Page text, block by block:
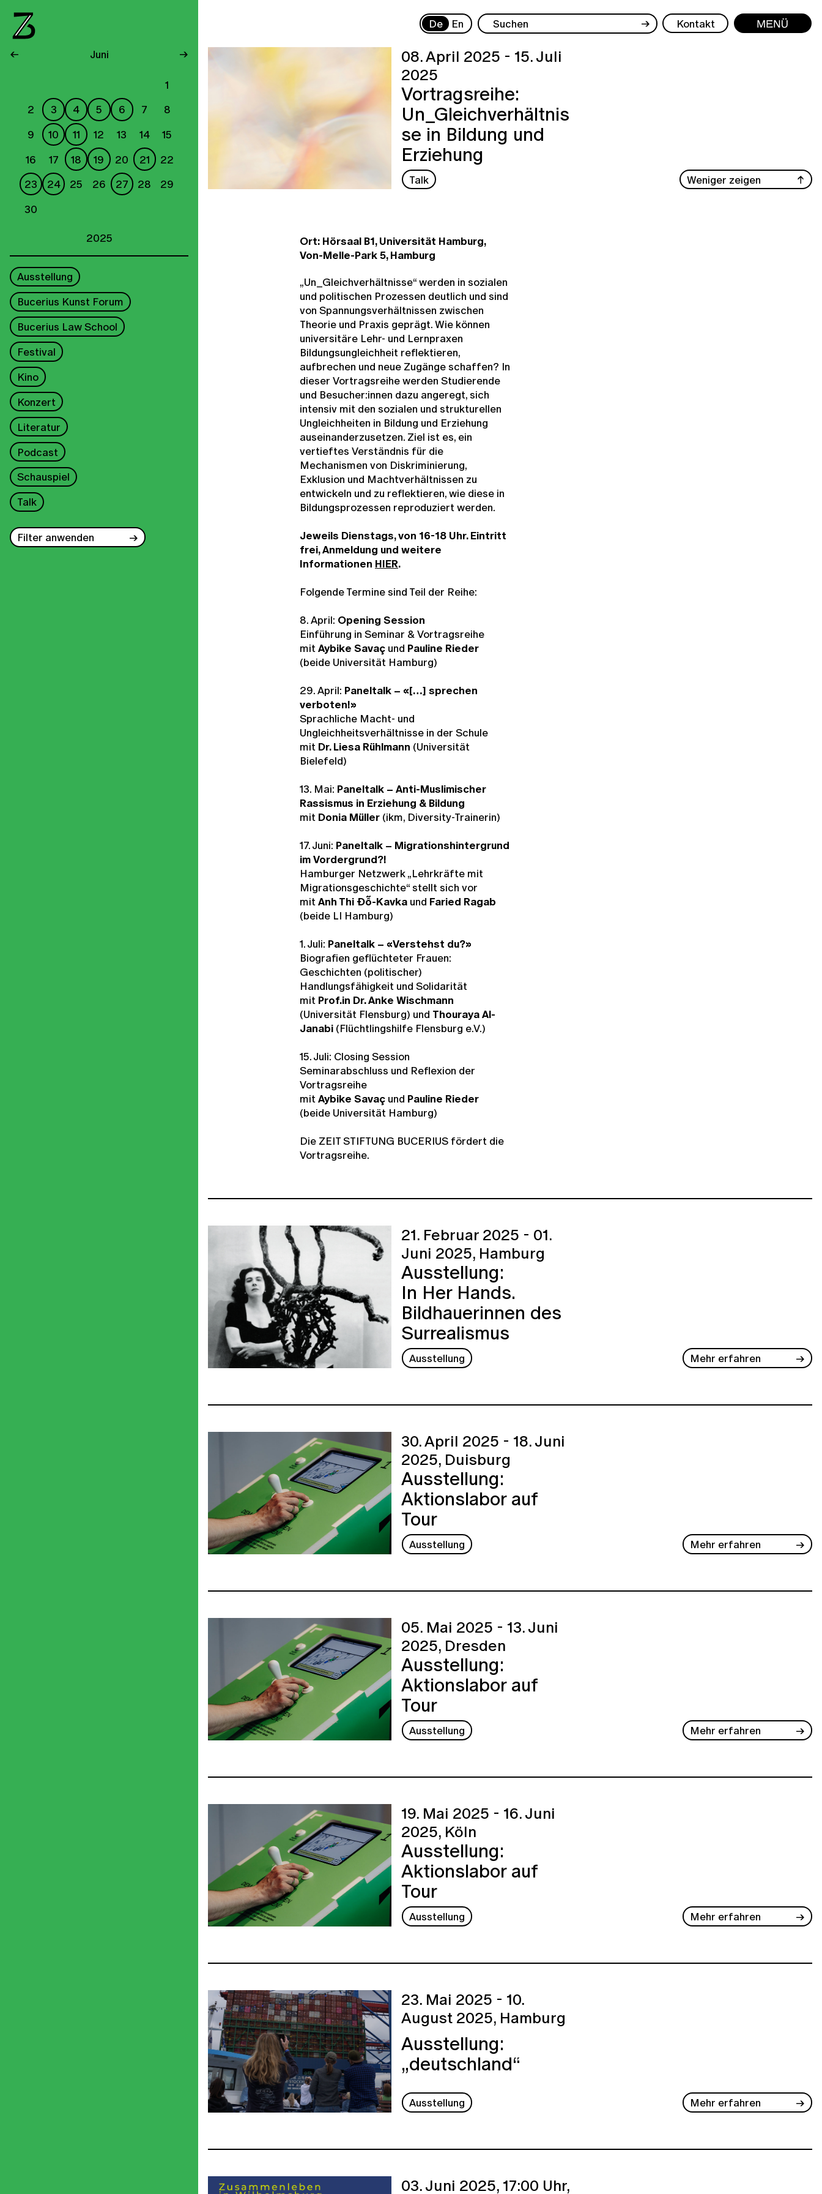
De En → Kontakt Menü
← Juni →
1
2
3 4 5 6 7
8
9
10 11 12 13 14
15
16
17 18 19 20 21
22
23
24 25 26 27 28
29
30
2025
Ausstellung
Bucerius Kunst Forum
Bucerius Law School
Festival
Kino
Konzert
Literatur
Podcast
Schauspiel
Talk
Filter anwenden
08. April 2025 - 15. Juli
2025
Vortragsreihe:
Un_Gleichverhältnis
se in Bildung und
Erziehung
Talk Weniger zeigen
Ort: Hörsaal B1, Universität Hamburg,
Von-Melle-Park 5, Hamburg
„Un_Gleichverhältnisse“ werden in sozialen
und politischen Prozessen deutlich und sind
von Spannungsverhältnissen zwischen
Theorie und Praxis geprägt. Wie können
universitäre Lehr- und Lernpraxen
Bildungsungleichheit reflektieren,
aufbrechen und neue Zugänge schaffen? In
dieser Vortragsreihe werden Studierende
und Besucher:innen dazu angeregt, sich
intensiv mit den sozialen und strukturellen
Ungleichheiten in Bildung und Erziehung
auseinanderzusetzen. Ziel ist es, ein
vertieftes Verständnis für die
Mechanismen von Diskriminierung,
Exklusion und Machtverhältnissen zu
entwickeln und zu reflektieren, wie diese in
Bildungsprozessen reproduziert werden.
Jeweils Dienstags, von 16-18 Uhr. Eintritt
frei, Anmeldung und weitere
Informationen HIER.
Folgende Termine sind Teil der Reihe:
8. April: Opening Session
Einführung in Seminar & Vortragsreihe
mitAybike Savaç und Pauline Rieder
(beide Universität Hamburg)
29. April: Paneltalk – «[…] sprechen
verboten!»
Sprachliche Macht- und
Ungleichheitsverhältnisse in der Schule
mit Dr. Liesa Rühlmann (Universität
Bielefeld)
13. Mai: Paneltalk – Anti-Muslimischer
Rassismus in Erziehung & Bildung
mit Donia Müller (ikm, Diversity-Trainerin)
17. Juni: Paneltalk – Migrationshintergrund
im Vordergrund?!
Hamburger Netzwerk „Lehrkräfte mit
Migrationsgeschichte“ stellt sich vor
mitAnh Thi Đỗ-Kavka und Faried Ragab
(beide LI Hamburg)
1. Juli: Paneltalk – «Verstehst du?»
Biografien geflüchteter Frauen:
Geschichten (politischer)
Handlungsfähigkeit und Solidarität
mit Prof.in Dr. Anke Wischmann
(Universität Flensburg) und Thouraya Al-
Janabi (Flüchtlingshilfe Flensburg e.V.)
15. Juli: Closing Session
Seminarabschluss und Reflexion der
Vortragsreihe
mitAybike Savaç und Pauline Rieder
(beide Universität Hamburg)
Die ZEIT STIFTUNG BUCERIUS fördert die
Vortragsreihe.
21. Februar 2025 - 01.
Juni 2025, Hamburg
Ausstellung:
In Her Hands.
Bildhauerinnen des
Surrealismus
Ausstellung Mehr erfahren
30. April 2025 - 18. Juni
2025, Duisburg
Ausstellung:
Aktionslabor auf
Tour
Ausstellung Mehr erfahren
05. Mai 2025 - 13. Juni
2025, Dresden
Ausstellung:
Aktionslabor auf
Tour
Ausstellung Mehr erfahren
19. Mai 2025 - 16. Juni
2025, Köln
Ausstellung:
Aktionslabor auf
Tour
Ausstellung Mehr erfahren
23. Mai 2025 - 10.
August 2025, Hamburg
Ausstellung:
„deutschland“
Ausstellung Mehr erfahren
03. Juni 2025,17:00 Uhr,